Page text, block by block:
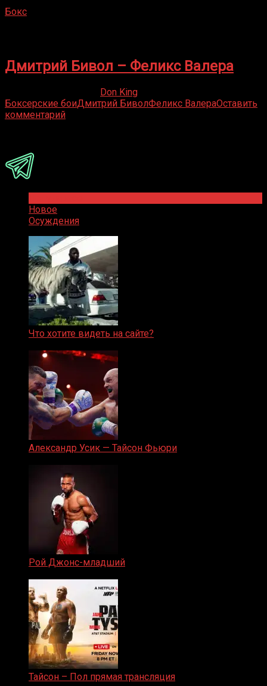
Бокс
Дмитрий Бивол – Феликс Валера
Don King
Боксерские боиДмитрий БиволФеликс ВалераОставить
комментарий
Новое
Осуждения
Что хотите видеть на сайте?
Александр Усик — Тайсон Фьюри
Рой Джонс-младший
Тайсон – Пол прямая трансляция